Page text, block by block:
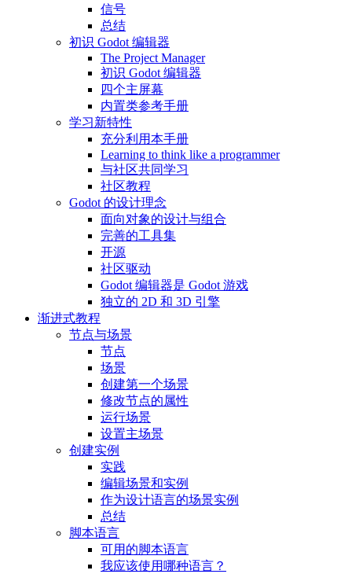
信号
总结
初识 Godot 编辑器
The Project Manager
初识 Godot 编辑器
四个主屏幕
内置类参考手册
学习新特性
充分利用本手册
Learning to think like a programmer
与社区共同学习
社区教程
Godot 的设计理念
面向对象的设计与组合
完善的工具集
开源
社区驱动
Godot 编辑器是 Godot 游戏
独立的 2D 和 3D 引擎
渐进式教程
节点与场景
节点
场景
创建第一个场景
修改节点的属性
运行场景
设置主场景
创建实例
实践
编辑场景和实例
作为设计语言的场景实例
总结
脚本语言
可用的脚本语言
我应该使用哪种语言？